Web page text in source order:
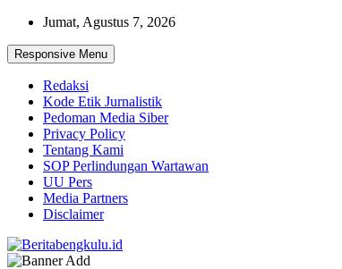
Skip
content
Jumat, Agustus 7, 2026
Responsive Menu
Redaksi
Kode Etik Jurnalistik
Pedoman Media Siber
Privacy Policy
Tentang Kami
SOP Perlindungan Wartawan
UU Pers
Media Partners
Disclaimer